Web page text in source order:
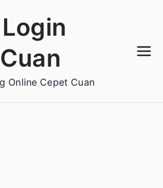
Online Cepet Cuan